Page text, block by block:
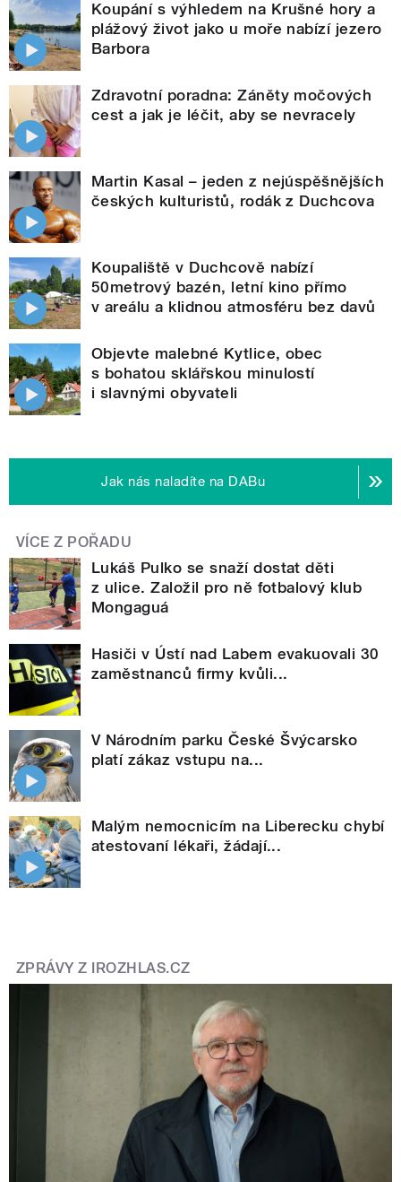
Koupání s výhledem na Krušné hory a
plážový život jako u moře nabízí jezero
Barbora
Zdravotní poradna: Záněty močových
cest a jak je léčit, aby se nevracely
Martin Kasal – jeden z nejúspěšnějších
českých kulturistů, rodák z Duchcova
Koupaliště v Duchcově nabízí
50metrový bazén, letní kino přímo
v areálu a klidnou atmosféru bez davů
Objevte malebné Kytlice, obec
s bohatou sklářskou minulostí
i slavnými obyvateli
Jak nás naladíte na DABu
VÍCE Z POŘADU
Lukáš Pulko se snaží dostat děti
z ulice. Založil pro ně fotbalový klub
Mongaguá
Hasiči v Ústí nad Labem evakuovali 30
zaměstnanců firmy kvůli...
V Národním parku České Švýcarsko
platí zákaz vstupu na...
Malým nemocnicím na Liberecku chybí
atestovaní lékaři, žádají...
ZPRÁVY Z IROZHLAS.CZ